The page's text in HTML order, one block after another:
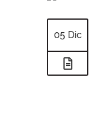
05 Dic